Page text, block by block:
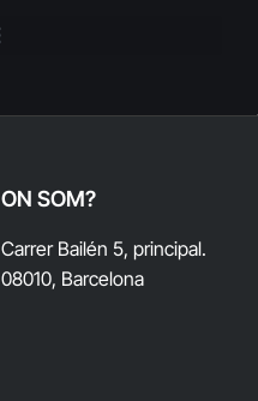
ON SOM?
Carrer Bailén 5, principal.
08010, Barcelona